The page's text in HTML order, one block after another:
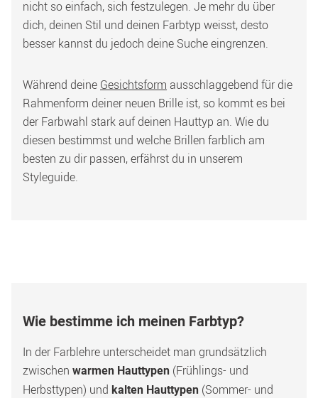
nicht so einfach, sich festzulegen. Je mehr du über
dich, deinen Stil und deinen Farbtyp weisst, desto
besser kannst du jedoch deine Suche eingrenzen.
Während deine Gesichtsform ausschlaggebend für die
Rahmenform deiner neuen Brille ist, so kommt es bei
der Farbwahl stark auf deinen Hauttyp an. Wie du
diesen bestimmst und welche Brillen farblich am
besten zu dir passen, erfährst du in unserem
Styleguide.
Wie bestimme ich meinen Farbtyp?
In der Farblehre unterscheidet man grundsätzlich
zwischen warmen Hauttypen (Frühlings- und
Herbsttypen) und kalten Hauttypen (Sommer- und